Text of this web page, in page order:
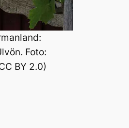
Foto:
BY 2.0)